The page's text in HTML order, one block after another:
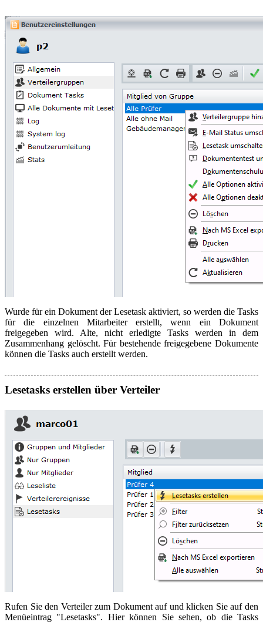
Wurde für ein Dokument der Lesetask aktiviert, so werden die Tasks
für die einzelnen Mitarbeiter erstellt, wenn ein Dokument
freigegeben wird. Alte, nicht erledigte Tasks werden in dem
Zusammenhang gelöscht. Für bestehende freigegebene Dokumente
können die Tasks auch erstellt werden.
Lesetasks erstellen über Verteiler
Rufen Sie den Verteiler zum Dokument auf und klicken Sie auf den
Menüeintrag "Lesetasks". Hier können Sie sehen, ob die Tasks